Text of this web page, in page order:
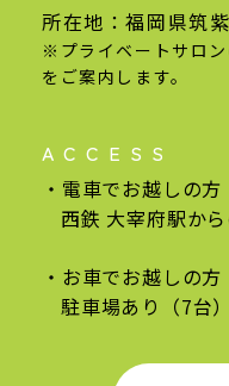
所在地：福岡県筑
※プライベートサロ
をご案内します。
ACCESS
電車でお越しの方
西鉄 大宰府駅か
お車でお越しの方
駐車場あり（7台）